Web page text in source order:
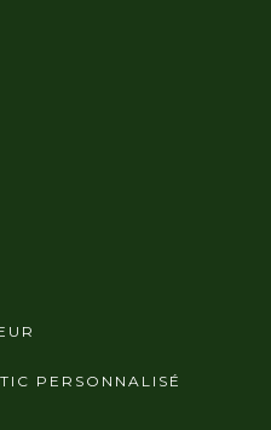
PERSONNALISÉ